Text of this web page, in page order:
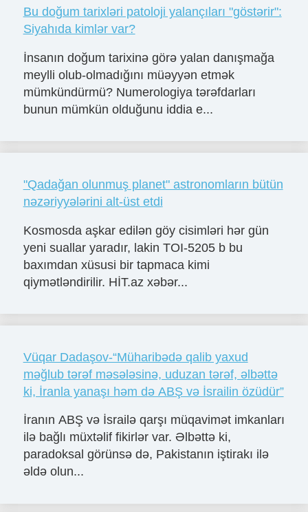
Bu doğum tarixləri patoloji yalançıları "göstərir":
Siyahıda kimlər var?
İnsanın doğum tarixinə görə yalan danışmağa
meylli olub-olmadığını müəyyən etmək
mümkündürmü? Numerologiya tərəfdarları
bunun mümkün olduğunu iddia e...
"Qadağan olunmuş planet" astronomların bütün
nəzəriyyələrini alt-üst etdi
Kosmosda aşkar edilən göy cisimləri hər gün
yeni suallar yaradır, lakin TOI-5205 b bu
baxımdan xüsusi bir tapmaca kimi
qiymətləndirilir. HİT.az xəbər...
Vüqar Dadaşov-“Müharibədə qalib yaxud
məğlub tərəf məsələsinə, uduzan tərəf, əlbəttə
ki, İranla yanaşı həm də ABŞ və İsrailin özüdür”
İranın ABŞ və İsrailə qarşı müqavimət imkanları
ilə bağlı müxtəlif fikirlər var. Əlbəttə ki,
paradoksal görünsə də, Pakistanın iştirakı ilə
əldə olun...